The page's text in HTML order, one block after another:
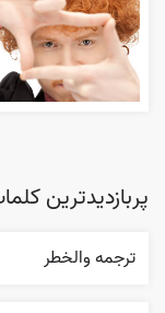
پربازدیدترین
ترجمه والخطر